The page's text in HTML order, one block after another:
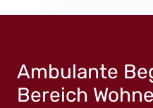
Ambulante
Bereich